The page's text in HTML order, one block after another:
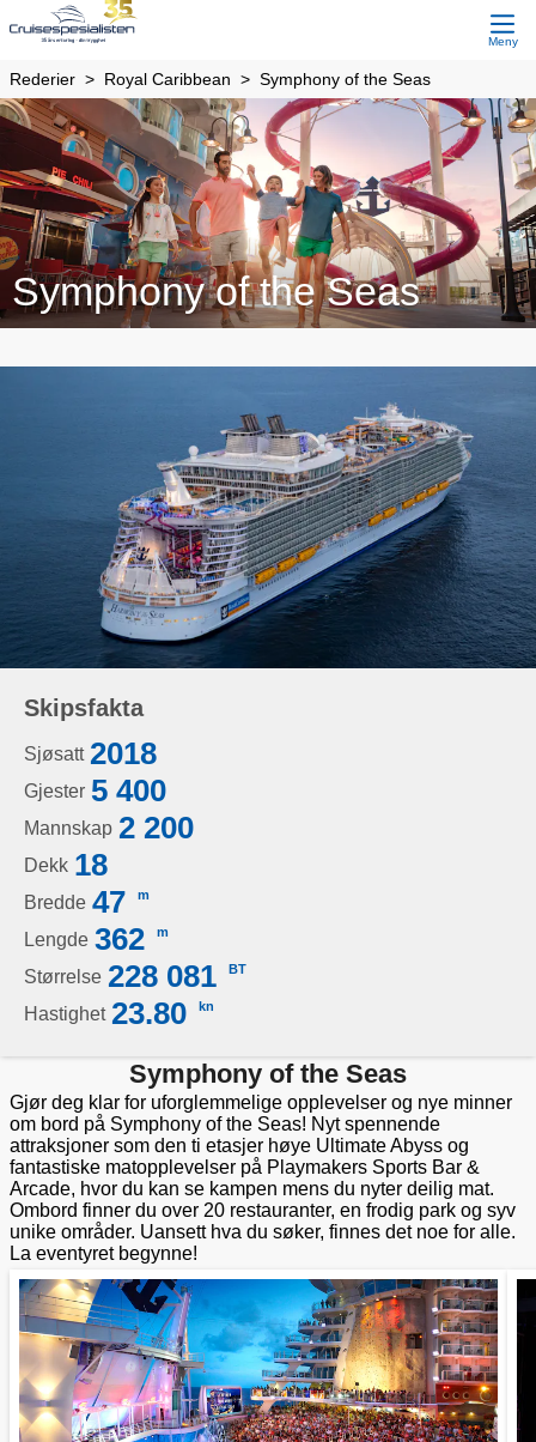
Meny
Rederier Royal Caribbean Symphony of the Seas
Symphony of the Seas
Skipsfakta
Sjøsatt 2018
Gjester 5 400
Mannskap 2 200
Dekk 18
Bredde 47 m
Lengde 362 m
Størrelse 228 081 BT
Hastighet 23.80 kn
Symphony of the Seas
Gjør deg klar for uforglemmelige opplevelser og nye minner
om bord på Symphony of the Seas! Nyt spennende
attraksjoner som den ti etasjer høye Ultimate Abyss og
fantastiske matopplevelser på Playmakers Sports Bar &
Arcade, hvor du kan se kampen mens du nyter deilig mat.
Ombord finner du over 20 restauranter, en frodig park og syv
unike områder. Uansett hva du søker, finnes det noe for alle.
La eventyret begynne!